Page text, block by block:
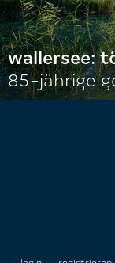
wallersee:
85-jährige